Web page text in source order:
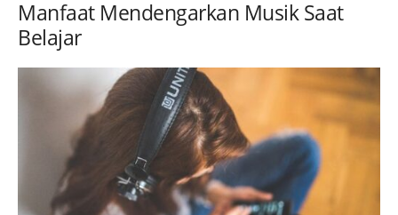
Manfaat Mendengarkan Musik Saat
Belajar